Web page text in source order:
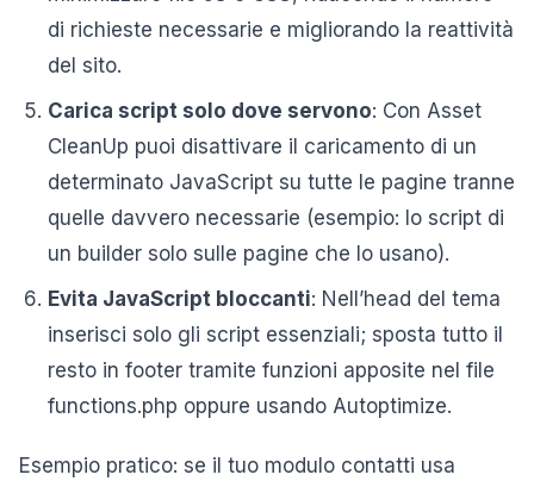
di richieste necessarie e migliorando la reattività
del sito.
Carica script solo dove servono: Con Asset
CleanUp puoi disattivare il caricamento di un
determinato JavaScript su tutte le pagine tranne
quelle davvero necessarie (esempio: lo script di
un builder solo sulle pagine che lo usano).
Evita JavaScript bloccanti: Nell’head del tema
inserisci solo gli script essenziali; sposta tutto il
resto in footer tramite funzioni apposite nel file
functions.php oppure usando Autoptimize.
Esempio pratico: se il tuo modulo contatti usa